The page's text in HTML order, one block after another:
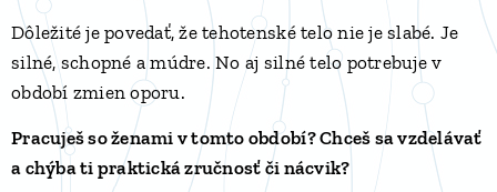
Dôležité je povedať, že tehotenské telo nie je slabé. Je
silné, schopné a múdre. No aj silné telo potrebuje v
období zmien oporu.
Pracuješ so ženami v tomto období? Chceš sa vzdelávať
a chýba ti praktická zručnosť či nácvik?